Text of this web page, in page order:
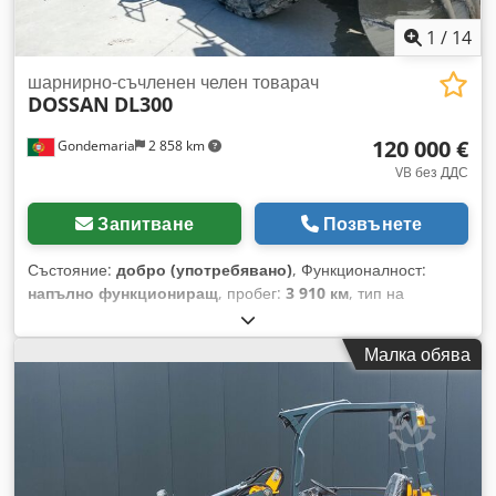
1 / 14
Gondemaria 2 858 km
шарнирно-съчленен челен товарач
DOSSAN DL300
120 000 €
VB без ДДС
Запитване Позвънете
Състояние: добро (употребявано), Функционалност:
напълно функциониращ, пробег: 3 910 км, тип на
, тип гориво:
гориво на час:15 л/ч, капацитет на резервоара за гориво:
330 l, цвят:оранжев, общо тегло:18 865 кг, тегло без
, размер на гумата:
90 процент
, състояние на
, състояние на веригата:90
, конфигурация на осите:2 оси , брой места:1
Малка обява